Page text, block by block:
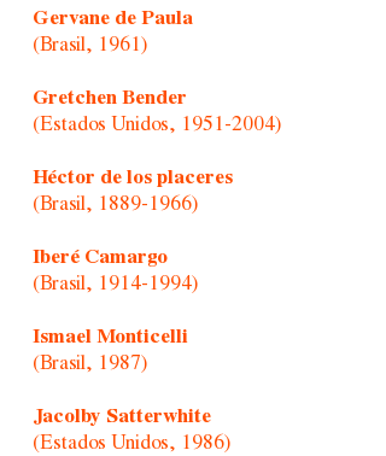
Gervane de Paula
(Brasil, 1961)
Gretchen Bender
(Estados Unidos, 1951-2004)
Héctor de los placeres
(Brasil, 1889-1966)
Iberé Camargo
(Brasil, 1914-1994)
Ismael Monticelli
(Brasil, 1987)
Jacolby Satterwhite
(Estados Unidos, 1986)